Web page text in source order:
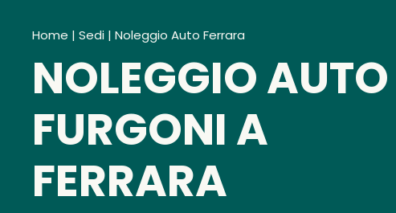
Home | Sedi | Noleggio Auto Ferrara
NOLEGGIO AUTO
FURGONI A
FERRARA